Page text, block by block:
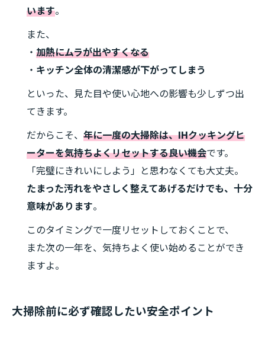
います。
また、
・ 加熱にムラが出やすくなる
・ キッチン全体の清潔感が下がってしまう
といった、見た目や使い心地への影響も少しずつ出
てきます。
だからこそ、 年に一度の大掃除は、IHクッキングヒ
ーターを気持ちよくリセットする良い機会です。
「完璧にきれいにしよう」と思わなくても大丈夫。
たまった汚れをやさしく整えてあげるだけでも、十分
意味があります。
このタイミングで一度リセットしておくことで、
また次の一年を、気持ちよく使い始めることができ
ますよ。
大掃除前に必ず確認したい安全ポイント